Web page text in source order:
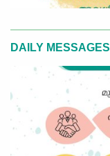
DAILY MESSAGES